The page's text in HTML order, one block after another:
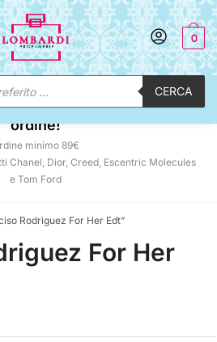
CERCA
0
-12% automatico sul tuo
ordine!
minimo 89€
Chanel, Dior, Creed, Escentric Molecules
e Tom Ford
Rodriguez For Her Edt”
For Her